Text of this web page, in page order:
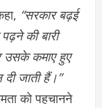
“सरकार बढ़ई
की बारी
उसके कमाए हुए
जाती हैं।”
को पहचानने